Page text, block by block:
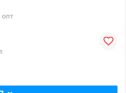
опт